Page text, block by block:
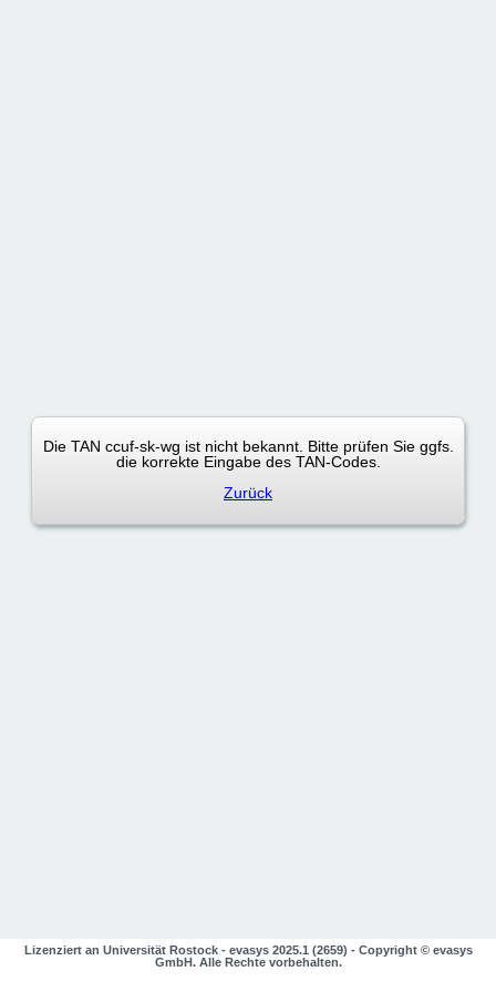
Die TAN ccuf-sk-wg ist nicht bekannt. Bitte prüfen Sie ggfs.
die korrekte Eingabe des TAN-Codes.
Zurück
Lizenziert an Universität Rostock - evasys 2025.1 (2659) - Copyright © evasys
GmbHöffnet im neuen Fenster
. Alle Rechte vorbehalten.